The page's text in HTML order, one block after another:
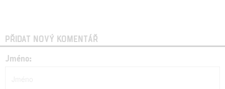
PŘIDAT NOVÝ KOMENTÁŘ
Jméno: